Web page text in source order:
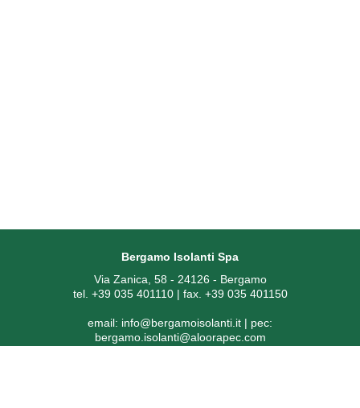
Bergamo Isolanti Spa
Via Zanica, 58 - 24126 - Bergamo
tel. +39 035 401110 | fax. +39 035 401150
email: info@bergamoisolanti.it | pec:
bergamo.isolanti@aloorapec.com